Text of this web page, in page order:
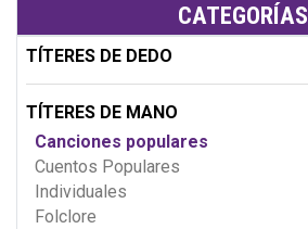
CATEGORÍAS
TÍTERES DE DEDO
TÍTERES DE MANO
Canciones populares
Cuentos Populares
Individuales
Folclore